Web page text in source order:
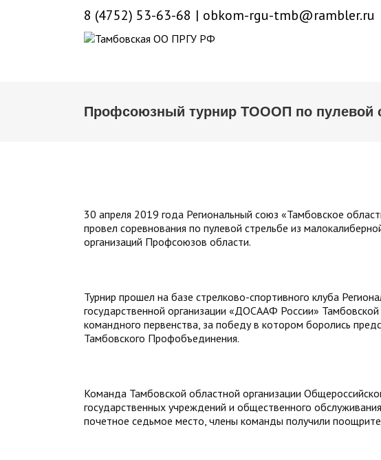
8 (4752) 53-63-68 | obkom-rgu-tmb@rambler.ru
Профсоюзный турнир ТОООП по пулевой
30 апреля 2019 года Региональный союз «Тамбовское
провел соревнования по пулевой стрельбе из
организаций Профсоюзов области.
Турнир прошел на базе стрелково-спортивного клуба
государственной организации «ДОСААФ России»
командного первенства, за победу в котором боролись
Тамбовского Профобъединения.
Команда Тамбовской областной организации
государственных учреждений и общественного
почетное седьмое место, члены команды получили